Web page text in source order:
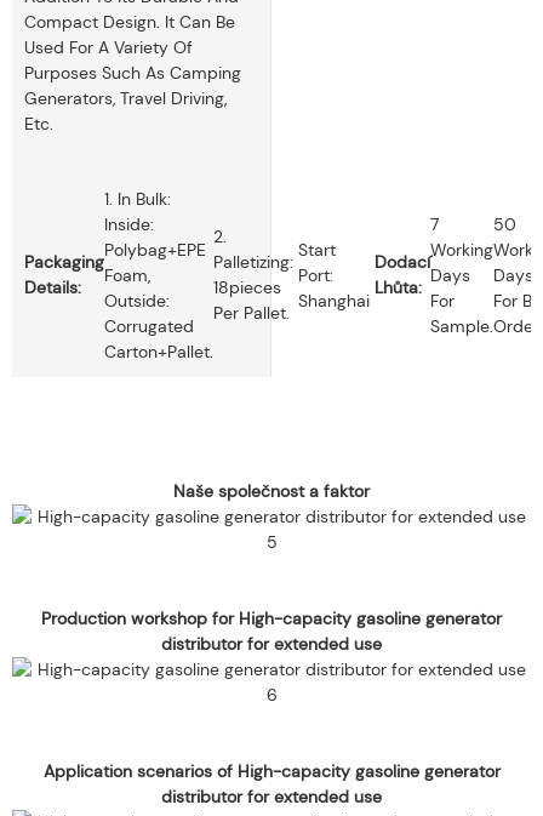
Compact Design. It Can Be
Used For A Variety Of
Purposes Such As Camping
Generators, Travel Driving,
Etc.
Packaging
Details:
1. In Bulk:
Inside:
Polybag+EPE
Foam,
Outside:
Corrugated
Carton+pallet.
2.
Palletizing:
18pieces
Per Pallet.
Start
Port:
Shanghai
Dodací
Lhůta:
7
Working
Days
For
Sample.
50
Days
For
Order.
Naše společnost a faktor
Production workshop for High-capacity gasoline generator
distributor for extended use
Application scenarios of High-capacity gasoline generator
distributor for extended use